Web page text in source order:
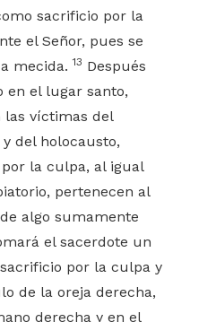
sacrificio por la
el Señor, pues se
mecida.13 Después
en el lugar santo,
las víctimas del
del holocausto,
la culpa, al igual
pertenecen al
algo sumamente
el sacerdote un
por la culpa y
de la oreja derecha,
derecha y en el